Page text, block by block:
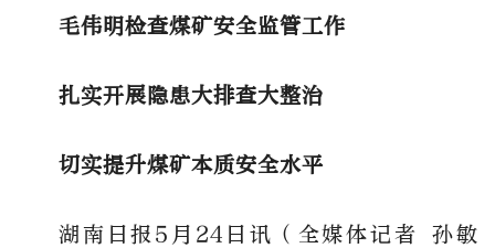
毛伟明检查煤矿安全监管工作
扎实开展隐患大排查大整治
切实提升煤矿本质安全水平
湖南日报 5 月 24 日讯 （全媒体记者
孙敏